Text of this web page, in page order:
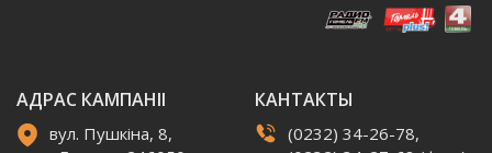
АДРАС КАМПАНІІ
вул. Пушкіна, 8,
КАНТАКТЫ
(0232) 34-26-78,